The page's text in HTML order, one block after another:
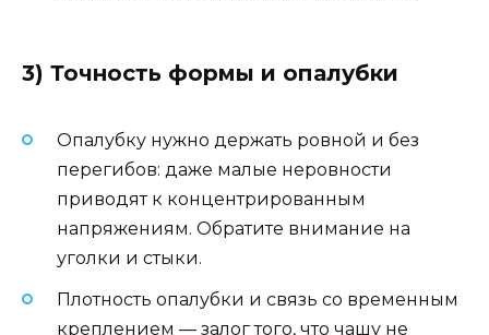
3) Точность формы и опалубки
Опалубку нужно держать ровной и без
перегибов: даже малые неровности
приводят к концентрированным
напряжениям. Обратите внимание на
уголки и стыки.
Плотность опалубки и связь со временным
креплением — залог того, что чашу не